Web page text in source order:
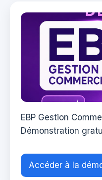
EBP Gestion
Démonstration
Accéder à la